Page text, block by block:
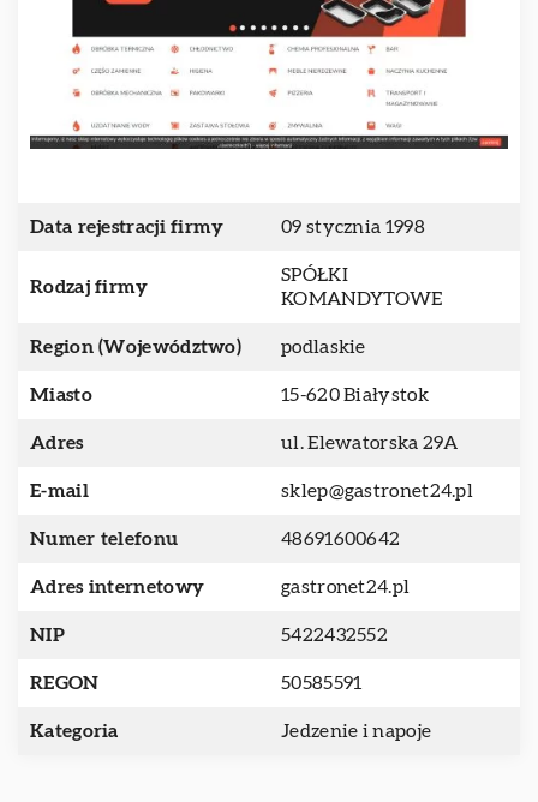
Data rejestracji firmy 09 stycznia 1998
Rodzaj firmy
SPÓŁKI
KOMANDYTOWE
Region (Województwo) podlaskie
Miasto 15-620 Białystok
Adres ul. Elewatorska 29A
E-mail sklep@gastronet24.pl
Numer telefonu 48691600642
Adres internetowy gastronet24.pl
NIP 5422432552
REGON 50585591
Kategoria Jedzenie i napoje